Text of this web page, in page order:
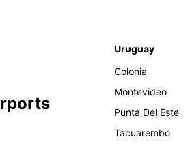
Uruguay
Colonia
Montevideo
Punta Del Este
Tacuarembo